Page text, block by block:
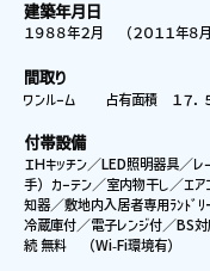
建築年月日
１９８８年２月 （２０１１年８
間取り
ワンルーム 占有面積 １７
付帯設備
ＩＨキッチン／LED照明器具／レ
手）カーテン／室内物干し／エ
知器／敷地内入居者専用ﾗﾝﾄﾞ
冷蔵庫付／電子レンジ付／BS対
続 無料 （Wi-Fi環境有）